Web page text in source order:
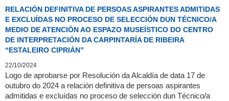
RELACIÓN DEFINITIVA DE PERSOAS ASPIRANTES ADMITIDAS
E EXCLUÍDAS NO PROCESO DE SELECCIÓN DUN TÉCNICO/A
MEDIO DE ATENCIÓN AO ESPAZO MUSEÍSTICO DO CENTRO
DE INTERPRETACIÓN DA CARPINTARÍA DE RIBEIRA
“ESTALEIRO CIPRIÁN”
22/10/2024
Logo de aprobarse por Resolución da Alcaldía de data 17 de
outubro do 2024 a relación definitiva de persoas aspirantes
admitidas e excluídas no proceso de selección dun Técnico/a